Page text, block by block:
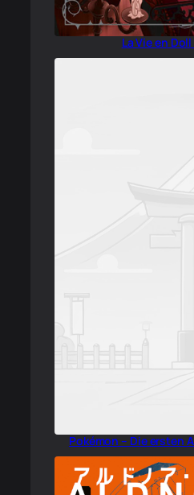
La Vie en Doll
Pokémon – Die ersten